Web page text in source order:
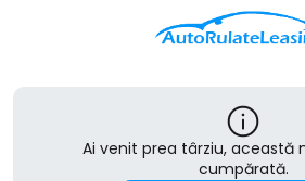
Ai venit prea târziu, această
cumpărată.